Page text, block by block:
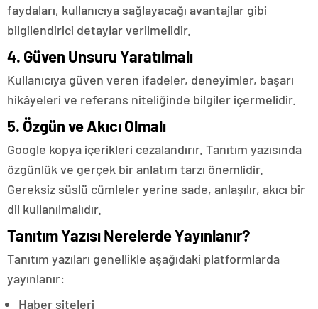
faydaları, kullanıcıya sağlayacağı avantajlar gibi
bilgilendirici detaylar verilmelidir.
4. Güven Unsuru Yaratılmalı
Kullanıcıya güven veren ifadeler, deneyimler, başarı
hikâyeleri ve referans niteliğinde bilgiler içermelidir.
5. Özgün ve Akıcı Olmalı
Google kopya içerikleri cezalandırır. Tanıtım yazısında
özgünlük ve gerçek bir anlatım tarzı önemlidir.
Gereksiz süslü cümleler yerine sade, anlaşılır, akıcı bir
dil kullanılmalıdır.
Tanıtım Yazısı Nerelerde Yayınlanır?
Tanıtım yazıları genellikle aşağıdaki platformlarda
yayınlanır:
Haber siteleri